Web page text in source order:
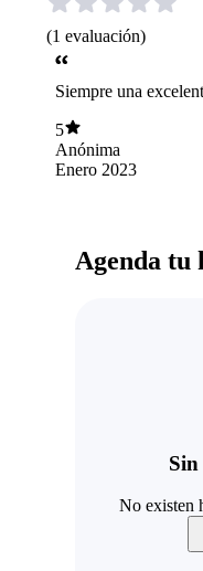
(1 evaluación)
Siempre una
5
Anónima
Enero 2023
Agenda tu
No existen